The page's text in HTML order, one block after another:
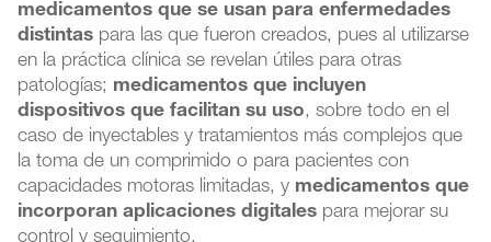
medicamentos que se usan para enfermedades
distintas para las que fueron creados, pues al utilizarse
en la práctica clínica se revelan útiles para otras
patologías; medicamentos que incluyen
dispositivos que facilitan su uso, sobre todo en el
caso de inyectables y tratamientos más complejos que
la toma de un comprimido o para pacientes con
capacidades motoras limitadas, y medicamentos que
incorporan aplicaciones digitales para mejorar su
control y seguimiento.